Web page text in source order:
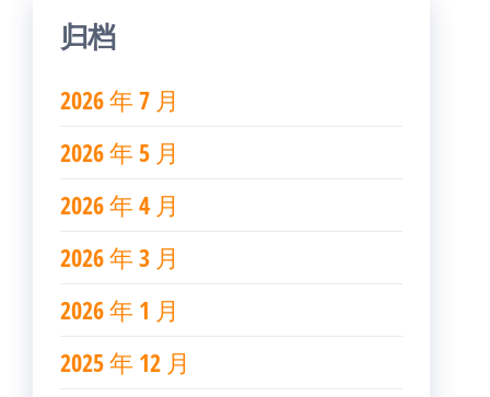
归档
2026 年 7 月
2026 年 5 月
2026 年 4 月
2026 年 3 月
2026 年 1 月
2025 年 12 月